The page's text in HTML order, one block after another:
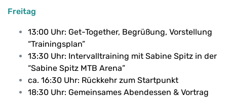
Freitag
13:00 Uhr: Get-Together, Begrüßung, Vorstellung
“Trainingsplan”
13:30 Uhr: Intervalltraining mit Sabine Spitz in der
“Sabine Spitz MTB Arena”
ca. 16:30 Uhr: Rückkehr zum Startpunkt
18:30 Uhr: Gemeinsames Abendessen & Vortrag